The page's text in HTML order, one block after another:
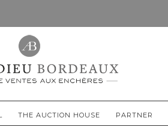
THE AUCTION HOUSE PARTNER